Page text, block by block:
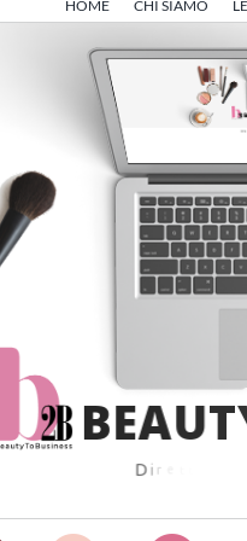
HOME CHI SIAMO
BEAUT
Dir